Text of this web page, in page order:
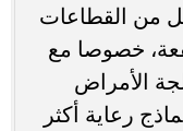
من القطاعات
خصوصا مع
الأمراض
رعاية أكثر